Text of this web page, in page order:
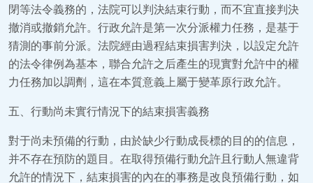
閉等法令義務的，法院可以判決結束行動，而不宜直接判決
撤消或撤銷允許。行政允許是第一次分派權力任務，是基于
猜測的事前分派。法院經由過程結束損害判決，以設定允許
的法令律例為基本，聯合允許之后產生的現實對允許中的權
力任務加以調劑，這在本質意義上屬于變革原行政允許。
五、行動尚未實行情況下的結束損害義務
對于尚未預備的行動，由於缺少行動成長標的目的的信息，
并不存在預防的題目。在取得預備行動允許且行動人無違背
允許的情況下，結束損害的內在的事務是改良預備行動，如